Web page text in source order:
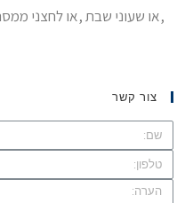
,או שעוני שבת ,או לחצני
צור קשר